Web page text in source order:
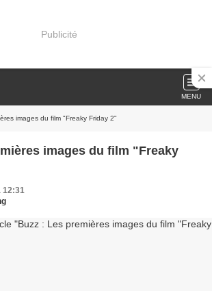
Publicité
MENU
images du film "Freaky Friday 2"
images du film "Freaky
12:31